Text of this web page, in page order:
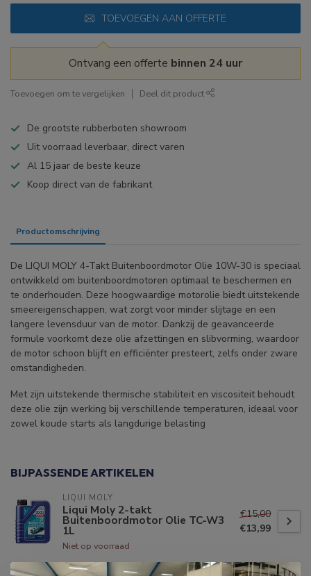
TOEVOEGEN AAN OFFERTE
Ontvang een offerte binnen 24 uur
Toevoegen om te vergelijken Deel dit product
De grootste rubberboten showroom
Uit voorraad leverbaar, direct varen
Al 15 jaar de beste keuze
Koop direct van de fabrikant
Productomschrijving
De LIQUI MOLY 4-Takt Buitenboordmotor Olie 10W-30 is speciaal
ontwikkeld om buitenboordmotoren optimaal te beschermen en
te onderhouden. Deze hoogwaardige motorolie biedt uitstekende
smeereigenschappen, wat zorgt voor minder slijtage en een
langere levensduur van de motor. Dankzij de geavanceerde
formule voorkomt deze olie afzettingen en slibvorming, waardoor
de motor schoon blijft en efficiënter presteert, zelfs onder zware
omstandigheden.
Met zijn uitstekende thermische stabiliteit en viscositeit behoudt
deze olie zijn werking bij verschillende temperaturen, ideaal voor
zowel koude starts als langdurige belasting
BIJPASSENDE ARTIKELEN
LIQUI MOLY
Liqui Moly 2-takt
Buitenboordmotor Olie TC-W3
1L
Niet op voorraad
€15,00
€13,99